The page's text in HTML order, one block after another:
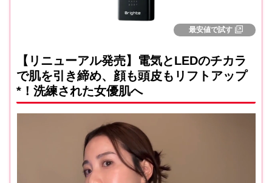
最安値で試す
【リニューアル発売】電気とLEDのチカラ
で肌を引き締め、顔も頭皮もリフトアップ
*！洗練された女優肌へ